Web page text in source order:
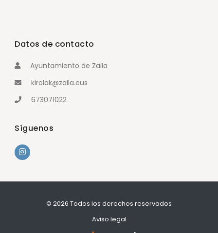
REGLAMENTO
NOTICIAS
CONTACTO
Datos de contacto
Ayuntamiento de Zalla
kirolak@zalla.eus
673071022
Síguenos
© 2026 Todos los derechos reservados
Aviso legal